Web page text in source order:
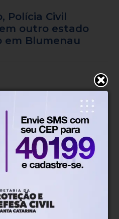
Polícia Civil
outro estado
em Blumenau
Mín.
0.89km/h 100%
Umidade
do sol
SEG